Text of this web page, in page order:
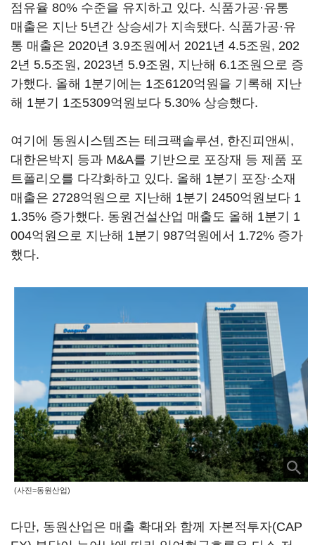
점유율 80% 수준을 유지하고 있다. 식품가공·유통
매출은 지난 5년간 상승세가 지속됐다. 식품가공·유
통 매출은 2020년 3.9조원에서 2021년 4.5조원, 202
2년 5.5조원, 2023년 5.9조원, 지난해 6.1조원으로 증
가했다. 올해 1분기에는 1조6120억원을 기록해 지난
해 1분기 1조5309억원보다 5.30% 상승했다.
여기에 동원시스템즈는 테크팩솔루션, 한진피앤씨,
대한은박지 등과 M&A를 기반으로 포장재 등 제품 포
트폴리오를 다각화하고 있다. 올해 1분기 포장·소재
매출은 2728억원으로 지난해 1분기 2450억원보다 1
1.35% 증가했다. 동원건설산업 매출도 올해 1분기 1
004억원으로 지난해 1분기 987억원에서 1.72% 증가
했다.
(사진=동원산업)
다만, 동원산업은 매출 확대와 함께 자본적투자(CAP